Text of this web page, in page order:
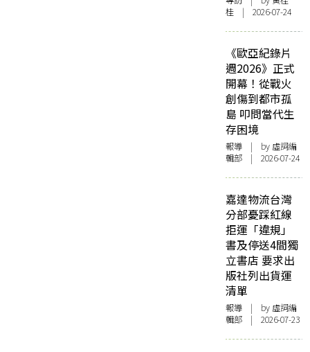
桂 | 2026-07-24
《歐亞紀錄片
週2026》正式
開幕！從戰火
創傷到都市孤
島 叩問當代生
存困境
報導 | by 虛詞編
輯部 | 2026-07-24
嘉達物流台灣
分部憂踩紅線
拒運「違規」
書及停送4間獨
立書店 要求出
版社列出貨運
清單
報導 | by 虛詞編
輯部 | 2026-07-23